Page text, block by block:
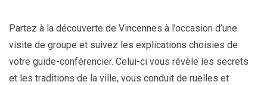
Partez à la découverte de Vincennes à l’occasion d’une
visite de groupe et suivez les explications choisies de
votre guide-conférencier. Celui-ci vous révèle les secrets
et les traditions de la ville, vous conduit de ruelles et